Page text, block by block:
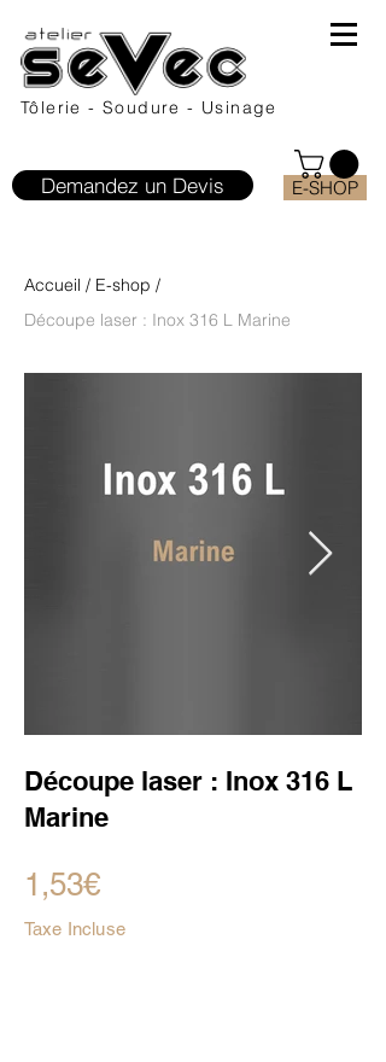
Tôlerie - Soudure - Usinage
E-SHOP
Demandez un Devis
Accueil / E-shop /
Découpe laser : Inox 316 L Marine
Découpe laser : Inox 316 L
Marine
1,53€
Taxe Incluse